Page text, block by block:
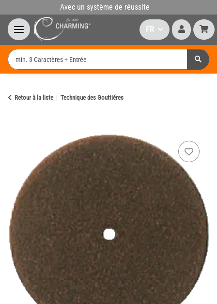
Avec un système de réussite
FR
Retour à la liste Technique des Gouttiéres